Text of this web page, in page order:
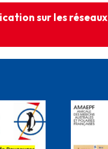
sur les réseaux